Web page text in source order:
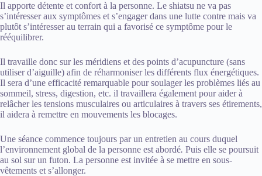
Il apporte détente et confort à la personne. Le shiatsu ne va pas
s’intéresser aux symptômes et s’engager dans une lutte contre mais va
plutôt s’intéresser au terrain qui a favorisé ce symptôme pour le
rééquilibrer.
Il travaille donc sur les méridiens et des points d’acupuncture (sans
utiliser d’aiguille) afin de réharmoniser les différents flux énergétiques.
Il sera d’une efficacité remarquable pour soulager les problèmes liés au
sommeil, stress, digestion, etc. il travaillera également pour aider à
relâcher les tensions musculaires ou articulaires à travers ses étirements,
il aidera à remettre en mouvements les blocages.
Une séance commence toujours par un entretien au cours duquel
l’environnement global de la personne est abordé. Puis elle se poursuit
au sol sur un futon. La personne est invitée à se mettre en sous-
vêtements et s’allonger.